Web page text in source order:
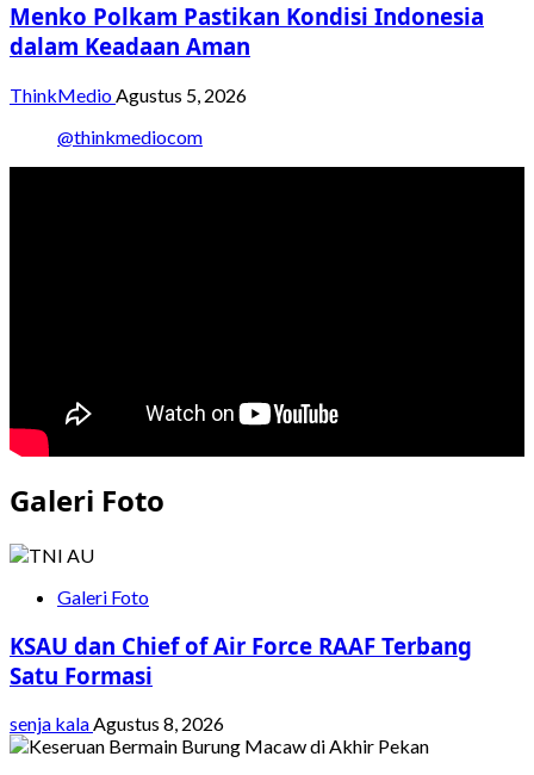
Menko Polkam Pastikan Kondisi Indonesia
dalam Keadaan Aman
ThinkMedioAgustus 5, 2026
@thinkmediocom
Galeri Foto
Galeri Foto
KSAU dan Chief of Air Force RAAF Terbang
Satu Formasi
senja kalaAgustus 8, 2026